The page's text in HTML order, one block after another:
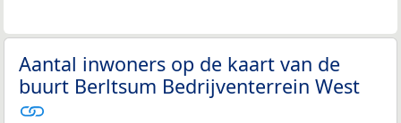
Aantal inwoners op de kaart van de
buurt Berltsum Bedrijventerrein West